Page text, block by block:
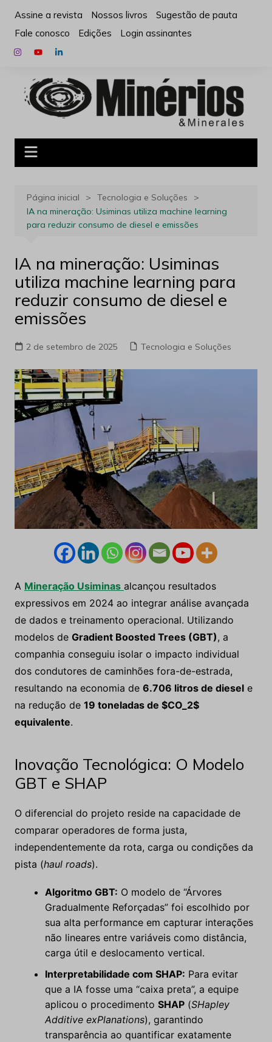
para
conteúdo
Assine a revista Nossos livros
Sugestão de pauta
Fale conosco
Edições Login assinantes
Página inicial
Tecnologia e Soluções
IA na mineração: Usiminas utiliza machine learning
para reduzir consumo de diesel e emissões
IA na mineração: Usiminas
utiliza machine learning para
reduzir consumo de diesel e
emissões
2 de setembro de 2025 Tecnologia e Soluções
A Mineração Usiminas alcançou resultados
expressivos em 2024 ao integrar análise avançada
de dados e treinamento operacional. Utilizando
modelos de Gradient Boosted Trees (GBT), a
companhia conseguiu isolar o impacto individual
dos condutores de caminhões fora-de-estrada,
resultando na economia de 6.706 litros de diesele
na redução de 19 toneladas de $CO_2$
equivalente.
Inovação Tecnológica: O Modelo
GBT e SHAP
O diferencial do projeto reside na capacidade de
comparar operadores de forma justa,
independentemente da rota, carga ou condições da
pista (haul roads).
Algoritmo GBT: O modelo de “Árvores
Gradualmente Reforçadas” foi escolhido por
sua alta performance em capturar interações
não lineares entre variáveis como distância,
carga útil e deslocamento vertical.
Interpretabilidade com SHAP: Para evitar
que a IA fosse uma “caixa preta”, a equipe
aplicou o procedimento SHAP(SHapley
Additive exPlanations), garantindo
transparência ao quantificar exatamente